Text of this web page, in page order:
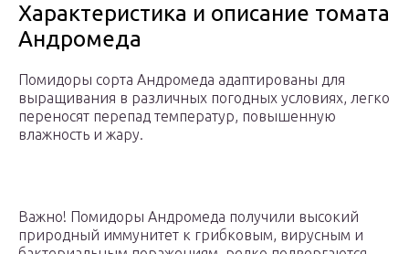
Характеристика и описание томата
Андромеда
Помидоры сорта Андромеда адаптированы для
выращивания в различных погодных условиях, легко
переносят перепад температур, повышенную
влажность и жару.
Важно! Помидоры Андромеда получили высокий
природный иммунитет к грибковым, вирусным и